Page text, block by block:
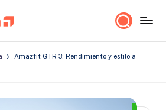
Amazfit GTR 3: Rendimiento y estilo a